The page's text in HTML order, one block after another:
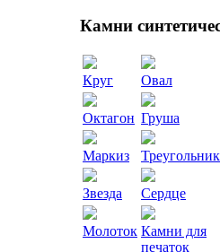
Камни
Круг Овал
Октагон Груша
Маркиз Треугольник
Звезда Сердце
Молоток Камни для
печаток